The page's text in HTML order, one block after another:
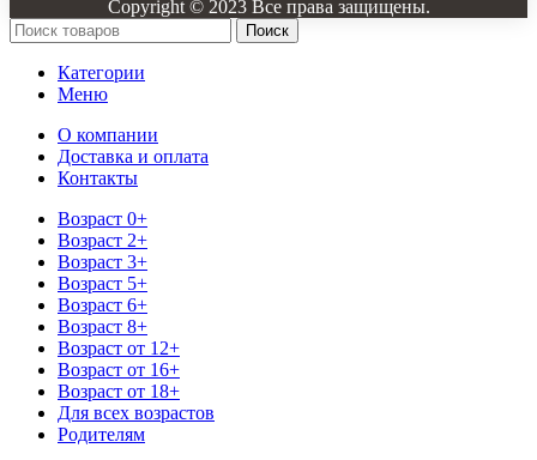
Copyright © 2023 Все права защищены.
Поиск
Категории
Меню
О компании
Доставка и оплата
Контакты
Возраст 0+
Возраст 2+
Возраст 3+
Возраст 5+
Возраст 6+
Возраст 8+
Возраст от 12+
Возраст от 16+
Возраст от 18+
Для всех возрастов
Родителям